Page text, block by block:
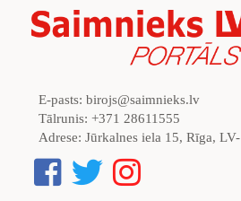
E-pasts: birojs@saimnieks.lv
Tālrunis: +371 28611555
Adrese: Jūrkalnes iela 15, Rīga,